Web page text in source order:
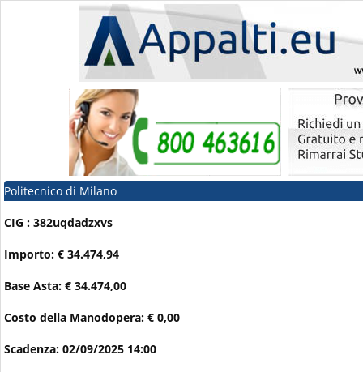
Politecnico di Milano
CIG : 382uqdadzxvs
Importo: € 34.474,94
Base Asta: € 34.474,00
Costo della Manodopera: € 0,00
Scadenza: 02/09/2025 14:00